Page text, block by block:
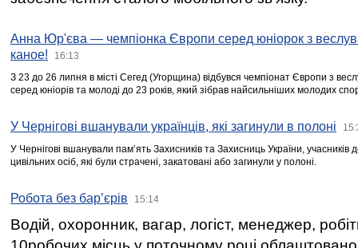
Анна Юр'єва — чемпіонка Європи серед юніорок з
каное!
16:13
З 23 до 26 липня в місті Сегед (Угорщина) відбувся чемпіонат Європи з
серед юніорів та молоді до 23 років, який зібрав найсильніших молодих
У Чернігові вшанували українців, які загинули в полоні
У Чернігові вшанували пам’ять Захисників та Захисниць України,
цивільних осіб, які були страчені, закатовані або загинули у полоні.
Робота без бар’єрів 15:14
Водій, охоронник, вагар, логіст, менеджер,